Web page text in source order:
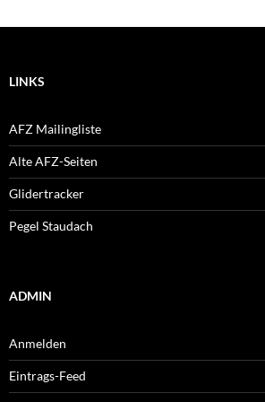
LINKS
AFZ Mailingliste
Alte AFZ-Seiten
Glidertracker
Pegel Staudach
ADMIN
Anmelden
Eintrags-Feed